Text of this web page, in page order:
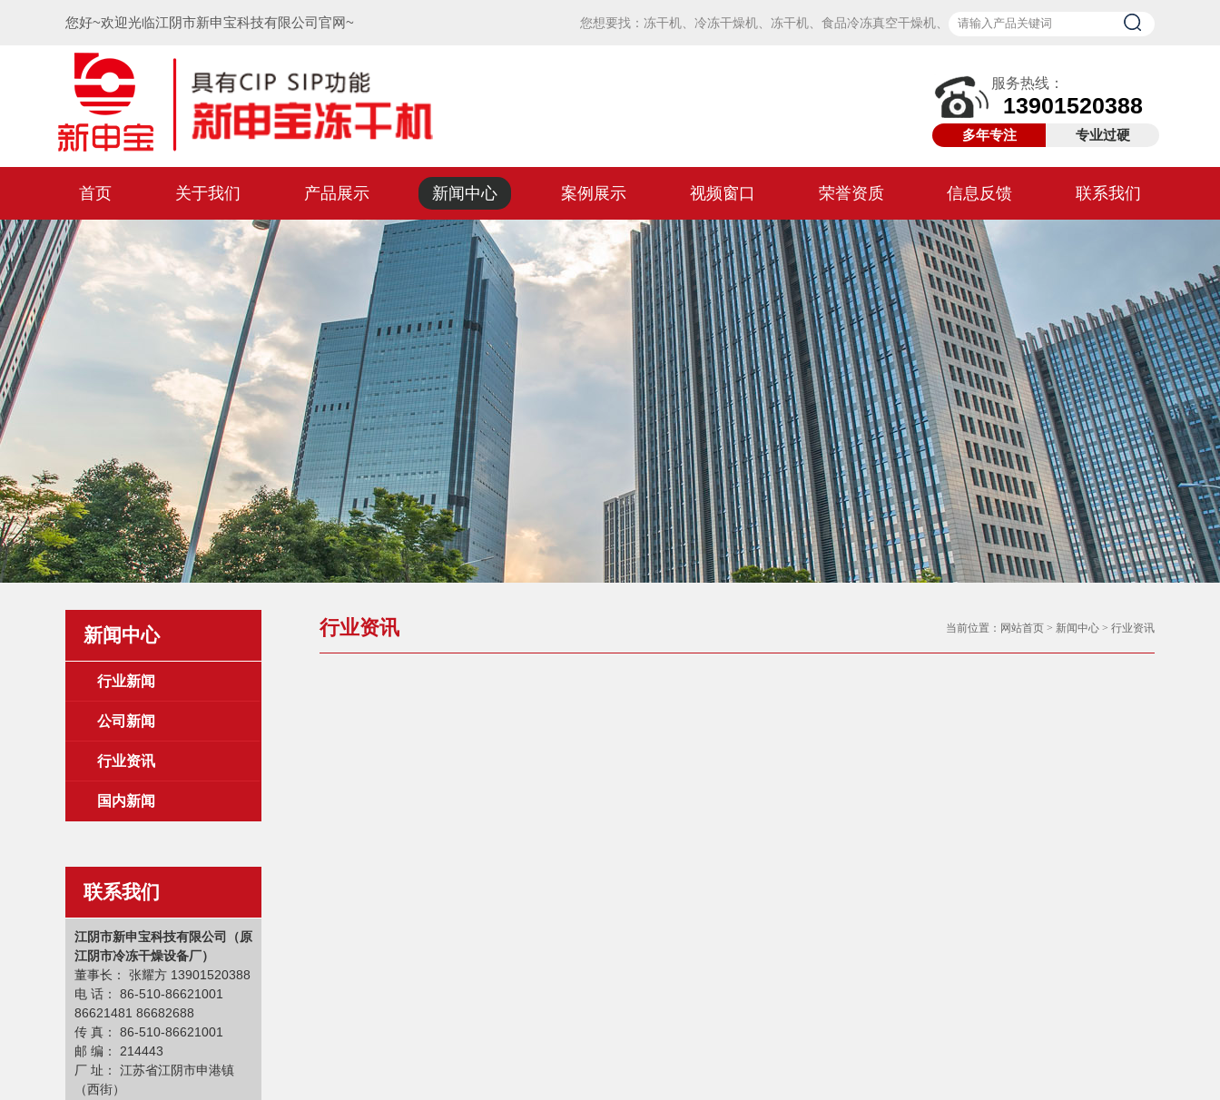
您想要找： 冻干机 冷冻干燥机 冻干机 食品冷冻真空干燥机
您好~欢迎光临江阴市新申宝科技有限公司官网~
服务热线：
13901520388
多年专注 专业过硬
首页 关于我们 产品展示 新闻中心 案例展示 视频窗口 荣誉资质 信息反馈 联系我们
新闻中心
行业新闻
公司新闻
行业资讯
国内新闻
联系我们
江阴市新申宝科技有限公司（原
江阴市冷冻干燥设备厂）
董事长： 张耀方 13901520388
电 话： 86-510-86621001
86621481 86682688
传 真： 86-510-86621001
邮 编： 214443
厂 址： 江苏省江阴市申港镇
（西街）
行业资讯 当前位置： 网站首页 > 新闻中心 > 行业资讯